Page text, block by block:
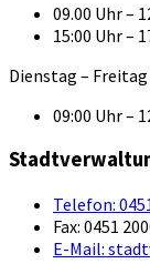
09.00 Uhr –
15:00 Uhr –
Dienstag – Freitag
09:00 Uhr –
Telefon:
Fax: 0451
E-Mail: